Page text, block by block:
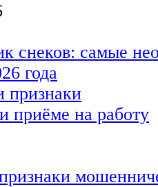
снеков: самые
года